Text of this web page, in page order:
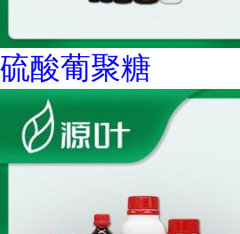
硫酸葡聚糖